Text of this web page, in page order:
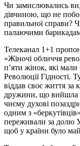
Чи замислювались
дівчиною, що не
правильної справи?
палаючими
Телеканал 1+1
«Жіночі обличчя
п’яти жінок, які мали
Революції Гідності.
віддав своє життя за
дружини, що вийшла
чиєму духові
одним з
переживали за долю
щоб у країни було